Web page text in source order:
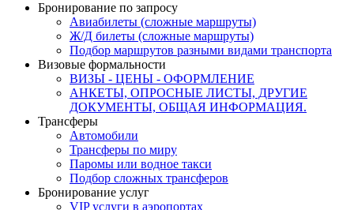
Бронирование по запросу
Авиабилеты (сложные маршруты)
Ж/Д билеты (сложные маршруты)
Подбор маршрутов разными видами транспорта
Визовые формальности
ВИЗЫ - ЦЕНЫ - ОФОРМЛЕНИЕ
АНКЕТЫ, ОПРОСНЫЕ ЛИСТЫ, ДРУГИЕ
ДОКУМЕНТЫ, ОБЩАЯ ИНФОРМАЦИЯ.
Трансферы
Автомобили
Трансферы по миру
Паромы или водное такси
Подбор сложных трансферов
Бронирование услуг
VIP услуги в аэропортах